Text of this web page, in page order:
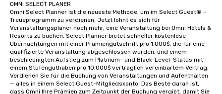
person with tax and gratuities
included. The only thing not included
are drinks. However, a beverage
package upgrade is available, which
provides guests a signature cocktail
at various stops. Build Your Network
Our exclusive experiences provide the
ultimate networking opportunities. At
OMNI SELECT PLANER
Omni Select Planner ist die neueste Methode, um im Select Guest® -
Treueprogramm zu verdienen. Jetzt lohnt es sich für
Veranstaltungsplaner noch mehr, eine Veranstaltung bei Omni Hotels &
Resorts zu buchen. Select Planner bietet schneller kostenlose
Übernachtungen mit einer Prämiengutschrift pro 1.000$, die für eine
qualifizierte Veranstaltung abgeschlossen wurden, und einem
beschleunigten Aufstieg zum Platinum- und Black-Level-Status mit
einem Stufenguthaben pro 10.000$ vertraglich vereinbartem Vertrag.
Verdienen Sie für die Buchung von Veranstaltungen und Aufenthalten
— alles in einem Select Guest-Mitgliedskonto. Das Beste daran ist,
dass Omni Ihre Prämien zum Zeitpunkt der Buchung vergibt, damit Sie